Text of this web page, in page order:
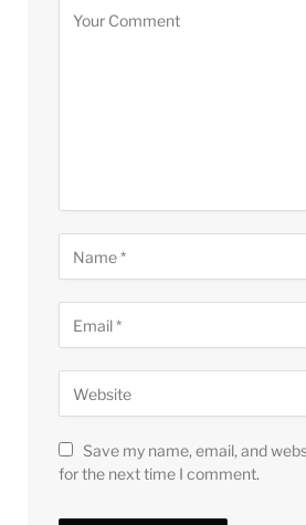
Save my name, email, and
for the next time I comment.